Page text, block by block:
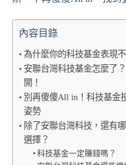
內容目錄
為什麼你的科技基金表現
安聯台灣科技基金怎麼了
開！
別再傻傻All in！科技基金
姿勢
除了安聯台灣科技，還有
選擇？
科技基金一定賺錢嗎？